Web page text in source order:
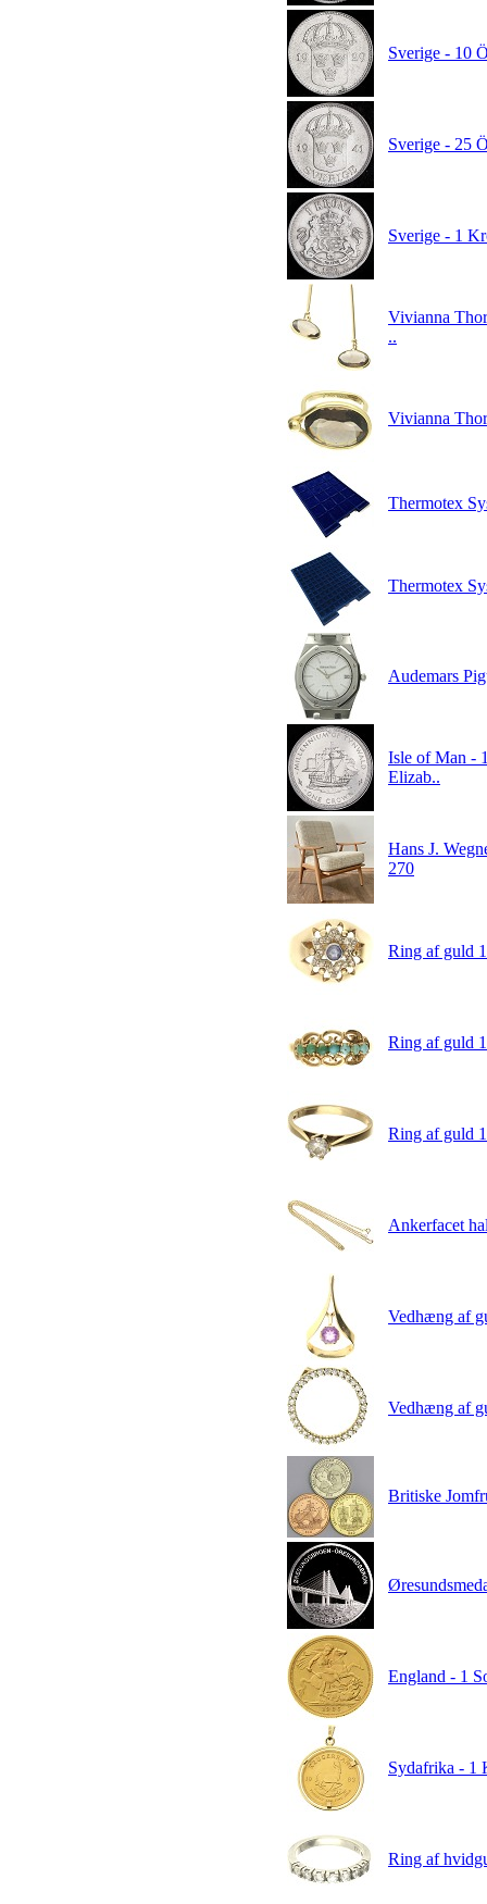
Sverige - 10
Sverige - 25
Sverige - 1
Vivianna
..
Vivianna
Thermotex
Thermotex
Audemars
Isle of Man -
Elizab..
Hans J.
270
Ring af guld
Ring af guld
Ring af guld
Ankerfacet
Vedhæng af
Vedhæng af
Britiske
England - 1
Sydafrika - 1
Ring af